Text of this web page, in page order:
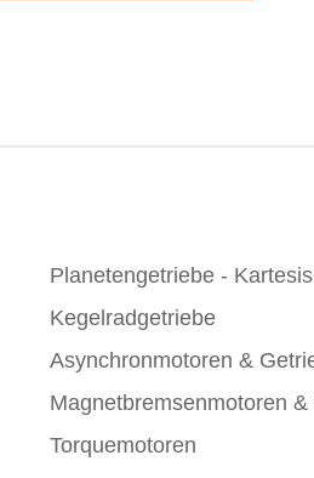
Planetengetriebe -
Kegelradgetriebe
Asynchronmotoren &
Magnetbremsenmotoren
Torquemotoren